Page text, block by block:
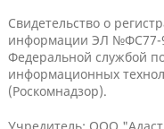
Свидетельство о
информации ЭЛ №ФС77-
Федеральной службой
информационных
(Роскомнадзор).
Учредитель: ООО